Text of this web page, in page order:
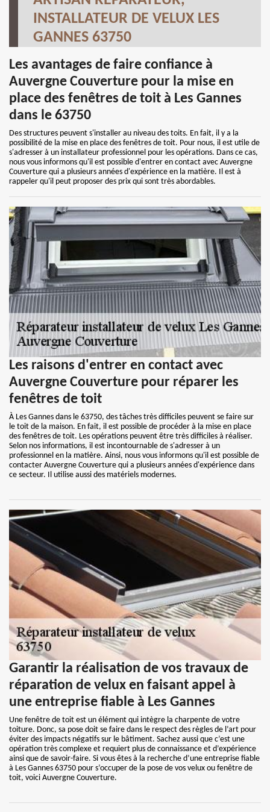
INSTALLATEUR DE VELUX LES
GANNES 63750
Les avantages de faire confiance à
Auvergne Couverture pour la mise en
place des fenêtres de toit à Les Gannes
dans le 63750
Des structures peuvent s'installer au niveau des toits. En fait, il y a la
possibilité de la mise en place des fenêtres de toit. Pour nous, il est utile de
s'adresser à un installateur professionnel pour les opérations. Dans ce cas,
nous vous informons qu'il est possible d'entrer en contact avec Auvergne
Couverture qui a plusieurs années d'expérience en la matière. Il est à
rappeler qu'il peut proposer des prix qui sont très abordables.
Les raisons d'entrer en contact avec
Auvergne Couverture pour réparer les
fenêtres de toit
À Les Gannes dans le 63750, des tâches très difficiles peuvent se faire sur
le toit de la maison. En fait, il est possible de procéder à la mise en place
des fenêtres de toit. Les opérations peuvent être très difficiles à réaliser.
Selon nos informations, il est incontournable de s'adresser à un
professionnel en la matière. Ainsi, nous vous informons qu'il est possible de
contacter Auvergne Couverture qui a plusieurs années d'expérience dans
ce secteur. Il utilise aussi des matériels modernes.
Garantir la réalisation de vos travaux de
réparation de velux en faisant appel à
une entreprise fiable à Les Gannes
Une fenêtre de toit est un élément qui intègre la charpente de votre
toiture. Donc, sa pose doit se faire dans le respect des règles de l’art pour
éviter des impacts négatifs sur le bâtiment. Sachez aussi que c’est une
opération très complexe et requiert plus de connaissance et d’expérience
ainsi que de savoir-faire. Si vous êtes à la recherche d’une entreprise fiable
à Les Gannes 63750 pour s’occuper de la pose de vos velux ou fenêtre de
toit, voici Auvergne Couverture.